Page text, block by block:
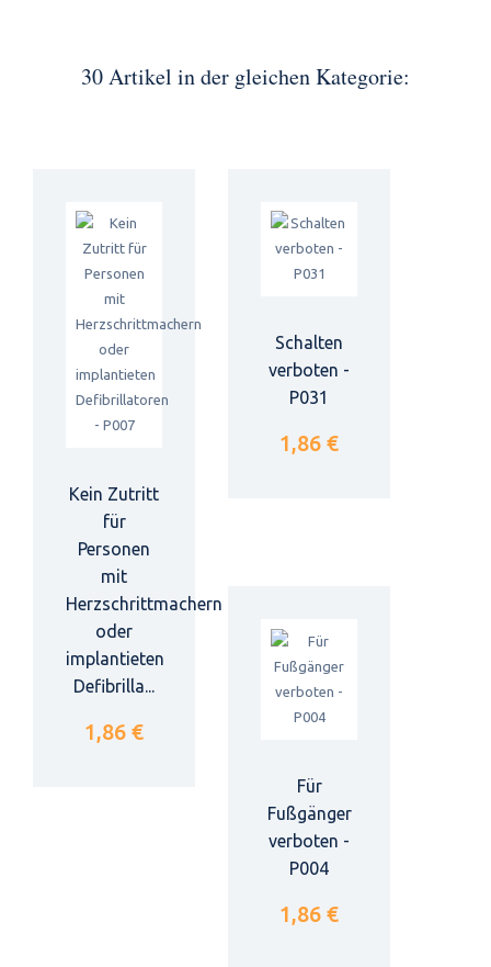
30 Artikel in der gleichen Kategorie:
Kein Zutritt
für
Personen
mit
Herzschrittmachern
oder
implantieten
Defibrilla...
1,86 €
Schalten
verboten -
P031
1,86 €
Für
Fußgänger
verboten -
P004
1,86 €